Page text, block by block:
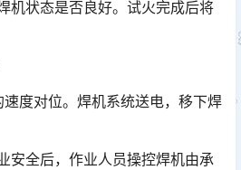
机状态是否良好。试火完成后将
度对位。焊机系统送电，移下焊
安全后，作业人员操控焊机由承